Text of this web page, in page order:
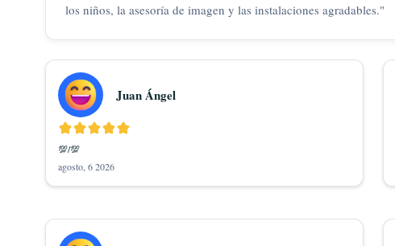
los niños, la asesoría de imagen y las instalaciones agradables."
Juan Ángel
💯/💯
agosto, 6 2026